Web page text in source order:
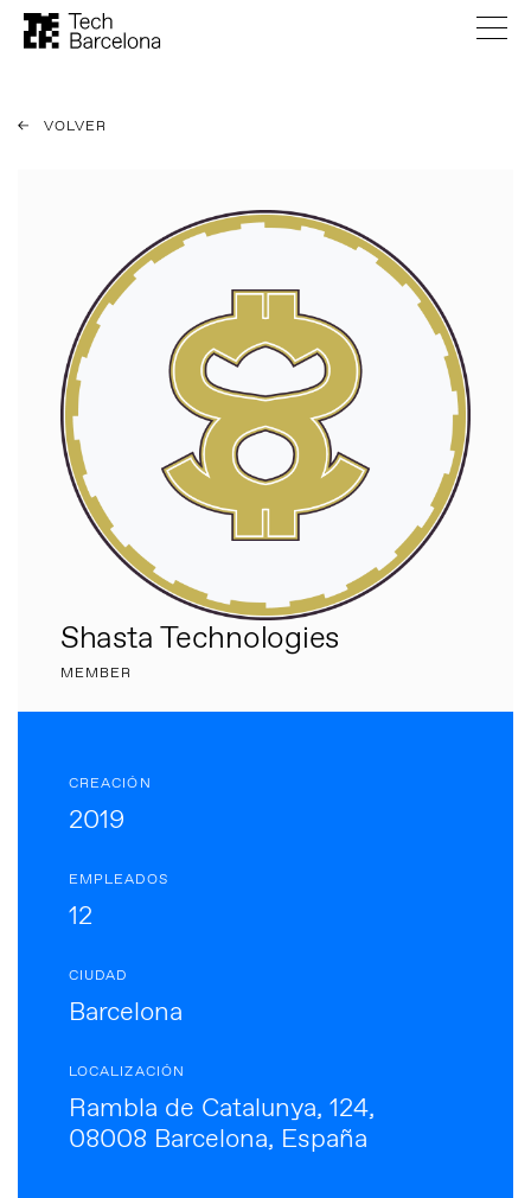
VOLVER
Shasta Technologies
MEMBER
CREACIÓN
2019
EMPLEADOS
12
CIUDAD
Barcelona
LOCALIZACIÓN
Rambla de Catalunya, 124,
08008 Barcelona, España